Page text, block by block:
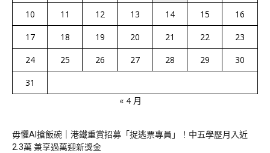
10
11 12 13 14 15
16
17
18 19 20 21 22
23
24
25 26 27 28 29
30
31
« 4 月
毋懼AI搶飯碗｜港鐵重賞招募「捉逃票專員」！中五學歷月入近
2.3萬 兼享過萬迎新獎金